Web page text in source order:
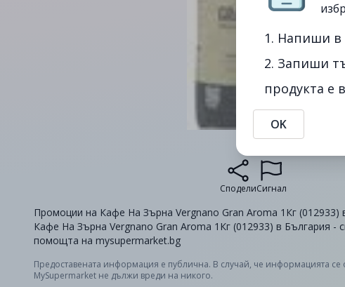
СподелиСигнал
Промоции на Кафе На Зърна Vergnano Gran Aroma 1Кг (012933)
Кафе На Зърна Vergnano Gran Aroma 1Кг (012933) в България -
помощта на mysupermarket.bg
Предоставената информация е публична. В случай, че информацията се
MySupermarket не дължи вреди на никого.
1. Напиши в
2. Запиши
продукта е
OK